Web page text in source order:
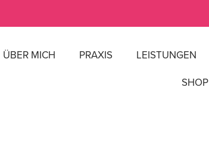
ÜBER MICH PRAXIS LEISTUNGEN
SHOP